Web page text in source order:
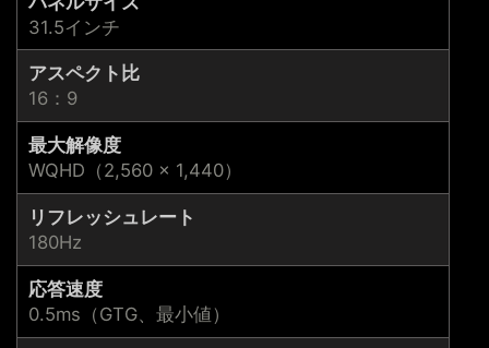
31.5インチ
アスペクト比
16：9
最大解像度
WQHD（2,560 × 1,440）
リフレッシュレート
180Hz
応答速度
0.5ms（GTG、最小値）